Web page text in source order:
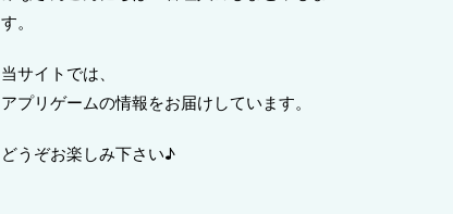
す。
当サイトでは、
アプリゲームの情報をお届けしています。
どうぞお楽しみ下さい♪